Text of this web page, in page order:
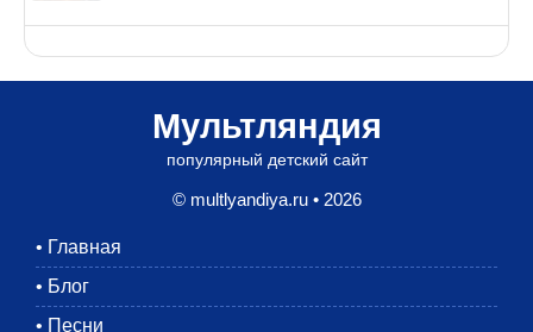
Мультляндия
популярный детский сайт
© multlyandiya.ru • 2026
• Главная
• Блог
• Песни